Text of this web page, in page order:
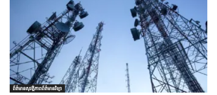
ព័ត៌មានសុវត្ថិភាពព័ត៌មានវិទ្យា